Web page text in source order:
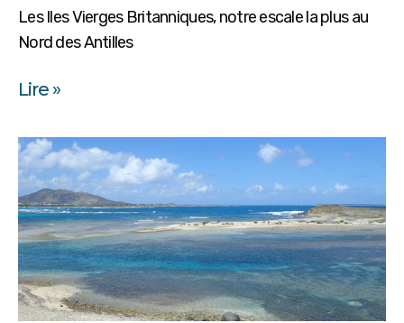
Les Iles Vierges Britanniques, notre escale la plus au
Nord des Antilles
Lire »